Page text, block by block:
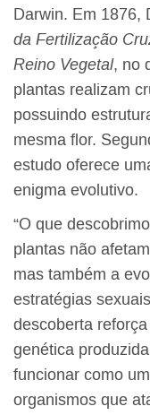
Darwin. Em 1876,
da Fertilização
Reino Vegetal, no
plantas realizam
possuindo
mesma flor.
estudo oferece
enigma evolutivo.
“O que
plantas não
mas também a
estratégias
descoberta
genética
funcionar como
organismos que